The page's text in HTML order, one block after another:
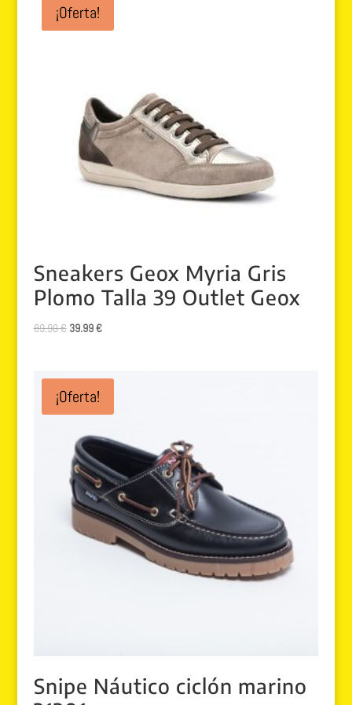
¡Oferta!
Sneakers Geox Myria Gris
Plomo Talla 39 Outlet Geox
89.90€ El
era:
89.90 €.
39.99€El
es:
¡Oferta!
Snipe Náutico ciclón marino